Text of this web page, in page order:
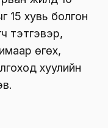
15 хувь болгон
тэтгэвэр,
өгөх,
хуулийн